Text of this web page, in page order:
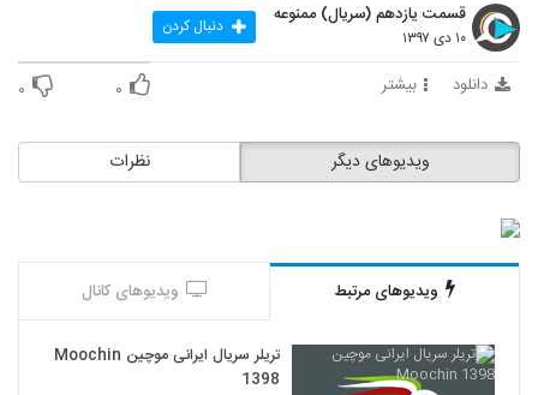
قسمت یازدهم (سریال) ممنوعه
۱۰ دی ۱۳۹۷ دنبال کردن
دانلود بیشتر ۰ ۰
نظرات ویدیوهای دیگر
ویدیوهای مرتبط ویدیوهای کانال
تریلر سریال ایرانی موچین Moochin
1398